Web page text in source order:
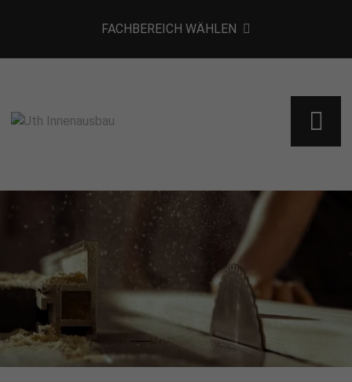
FACHBEREICH WÄHLEN